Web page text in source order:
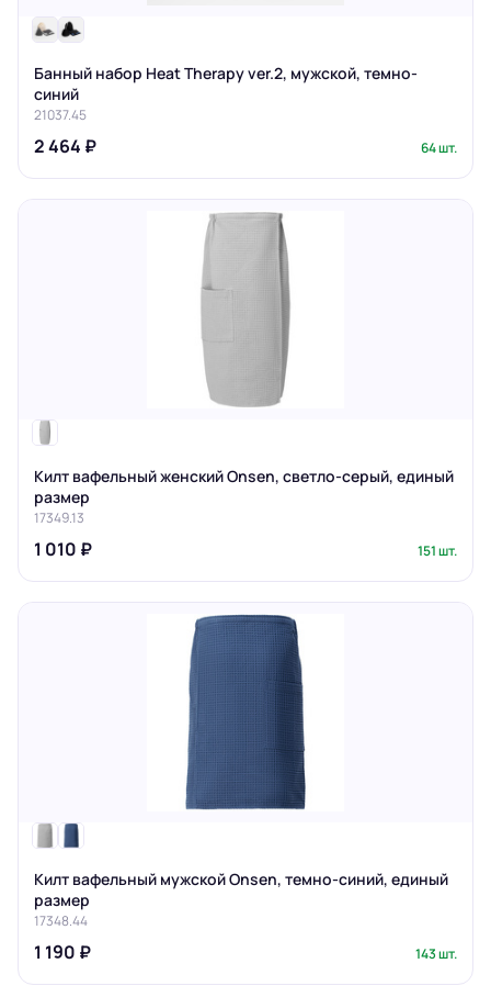
Банный набор Heat Therapy ver.2, мужской, темно-
синий
21037.45
2 464 ₽ 64 шт.
Килт вафельный женский Onsen, светло-серый, единый
размер
17349.13
1 010 ₽ 151 шт.
Килт вафельный мужской Onsen, темно-синий, единый
размер
17348.44
1 190 ₽ 143 шт.